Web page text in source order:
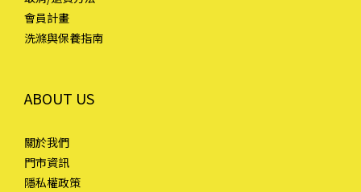
會員計畫
洗滌與保養指南
ABOUT US
關於我們
門市資訊
隱私權政策